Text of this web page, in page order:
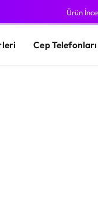
Ürün
Cep Telefonları